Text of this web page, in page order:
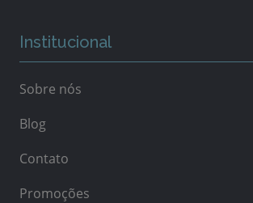
Institucional
Sobre nós
Blog
Contato
Promoções